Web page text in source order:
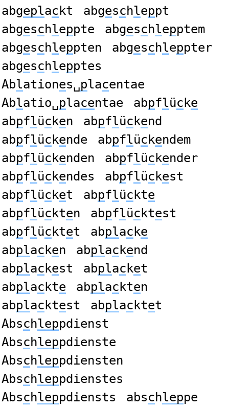
abgeplac kt abgeschleppt
abgeschleppte abgeschlepptem
abgeschleppten abgeschleppter
abgeschlepptes
Ablationes␣placentae
Ablatio␣placentae abpflüc ke
abpflüc ken abpflüc kend
abpflüc kende abpflüc kendem
abpflüc kenden abpflüc kender
abpflüc kendes abpflüc kest
abpflüc ket abpflüc kte
abpflüc kten abpflüc ktest
abpflüc ktet abplac ke
abplac ken abplac kend
abplac kest abplac ket
abplac kte abplac kten
abplac ktest abplac ktet
Abschleppdienst
Abschleppdienste
Abschleppdiensten
Abschleppdienstes
Abschleppdiensts abschleppe